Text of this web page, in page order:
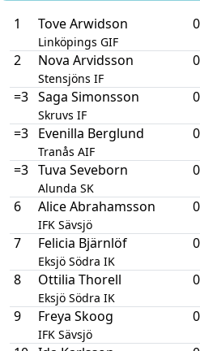
1 Tove Arwidson
Linköpings GIF
2 Nova Arvidsson
Stensjöns IF
=3 Saga Simonsson
Skruvs IF
=3 Evenilla Berglund
Tranås AIF
=3 Tuva Seveborn
Alunda SK
6 Alice Abrahamsson
IFK Sävsjö
7 Felicia Bjärnlöf
Eksjö Södra IK
8 Ottilia Thorell
Eksjö Södra IK
9 Freya Skoog
IFK Sävsjö